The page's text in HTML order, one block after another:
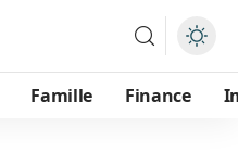
Famille Finance